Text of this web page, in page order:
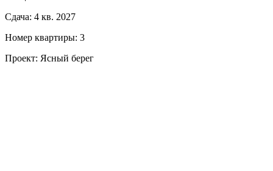
Сдача: 4 кв. 2027
Номер квартиры: 3
Проект: Ясный берег